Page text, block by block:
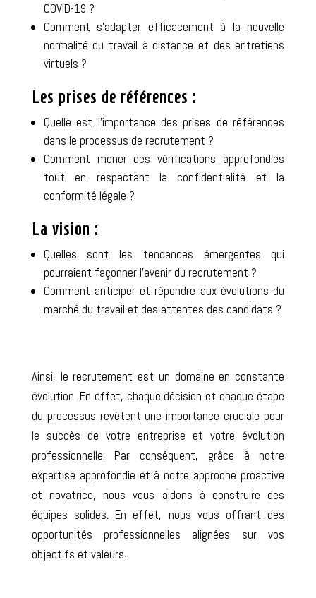
COVID-19 ?
Comment s’adapter efficacement à la nouvelle
normalité du travail à distance et des entretiens
virtuels ?
Les prises de références :
Quelle est l’importance des prises de références
dans le processus de recrutement ?
Comment mener des vérifications approfondies
tout en respectant la confidentialité et la
conformité légale ?
La vision :
Quelles sont les tendances émergentes qui
pourraient façonner l’avenir du recrutement ?
Comment anticiper et répondre aux évolutions du
marché du travail et des attentes des candidats ?
Ainsi, le recrutement est un domaine en constante
évolution. En effet, chaque décision et chaque étape
du processus revêtent une importance cruciale pour
le succès de votre entreprise et votre évolution
professionnelle. Par conséquent, grâce à notre
expertise approfondie et à notre approche proactive
et novatrice, nous vous aidons à construire des
équipes solides. En effet, nous vous offrant des
opportunités professionnelles alignées sur vos
objectifs et valeurs.